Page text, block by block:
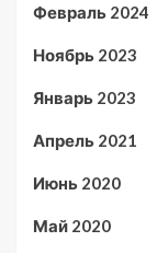
Февраль 2024
Ноябрь 2023
Январь 2023
Апрель 2021
Июнь 2020
Май 2020